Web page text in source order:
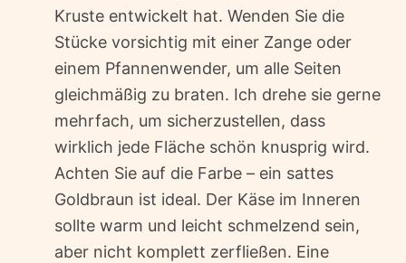
Kruste entwickelt hat. Wenden Sie die
Stücke vorsichtig mit einer Zange oder
einem Pfannenwender, um alle Seiten
gleichmäßig zu braten. Ich drehe sie gerne
mehrfach, um sicherzustellen, dass
wirklich jede Fläche schön knusprig wird.
Achten Sie auf die Farbe – ein sattes
Goldbraun ist ideal. Der Käse im Inneren
sollte warm und leicht schmelzend sein,
aber nicht komplett zerfließen. Eine